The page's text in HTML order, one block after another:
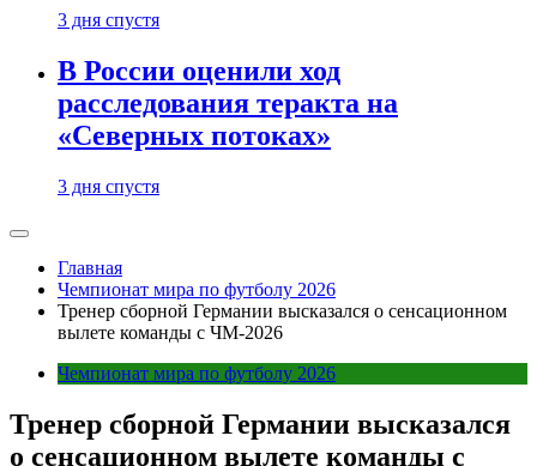
3 дня спустя
В России оценили ход
расследования теракта на
«Северных потоках»
3 дня спустя
Главная
Чемпионат мира по футболу 2026
Тренер сборной Германии высказался о сенсационном
вылете команды с ЧМ-2026
Чемпионат мира по футболу 2026
Тренер сборной Германии высказался
о сенсационном вылете команды с